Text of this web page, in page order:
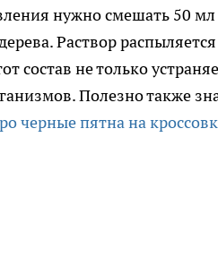
нужно смешать 50
Раствор
состав не только
Полезно также
черные пятна на